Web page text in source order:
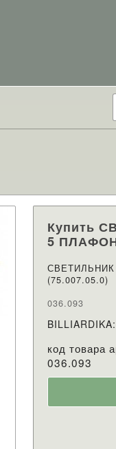
Купить
5
СВЕТИЛЬНИК
(75.007.05.0)
036.093
BILLIARDIKA:
код товара
036.093